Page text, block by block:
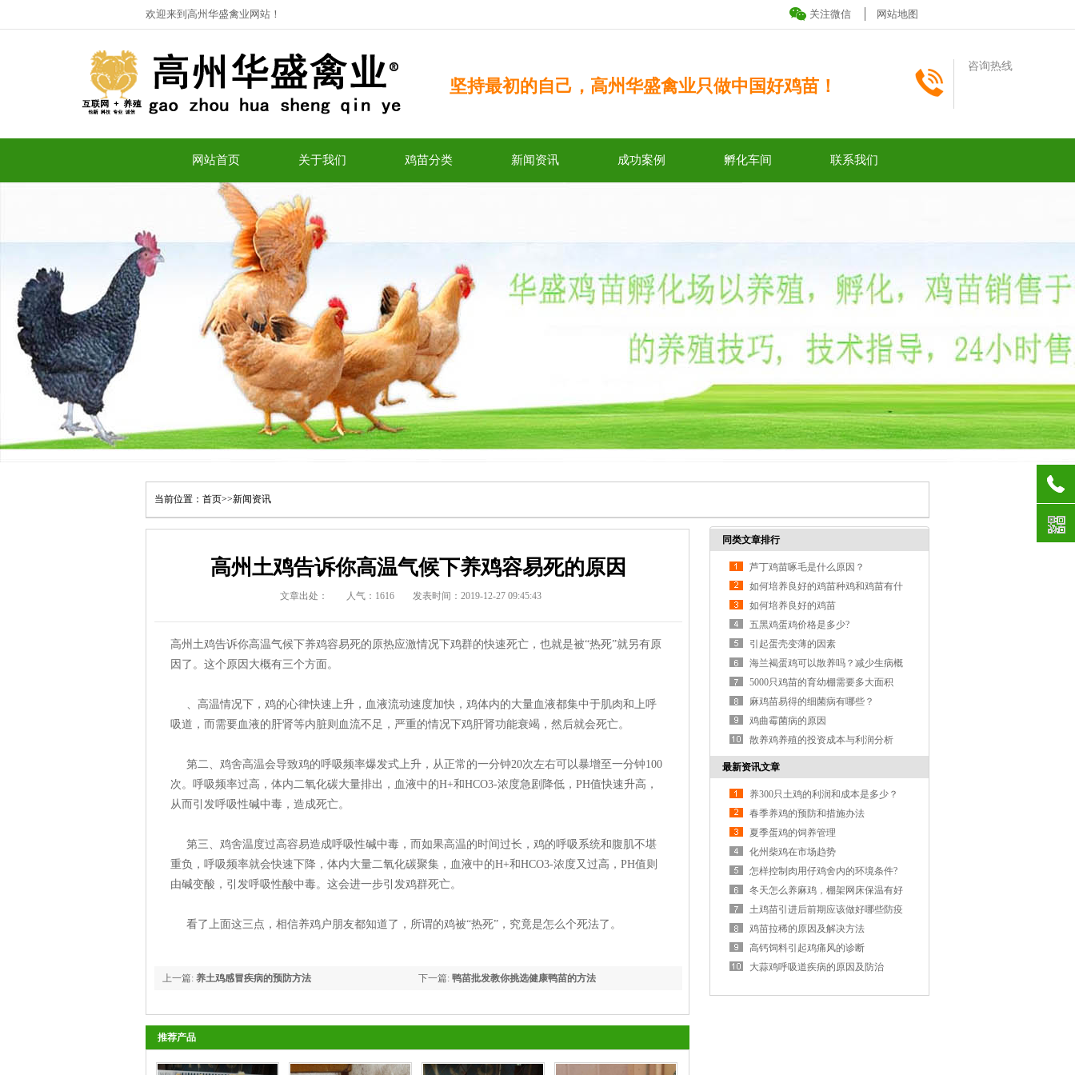
欢迎来到高州华盛禽业网站！ 关注微信 网站地图
坚持最初的自己，高州华盛禽业只做中国好鸡苗！
咨询热线
网站首页 关于我们 鸡苗分类 新闻资讯 成功案例 孵化车间 联系我们
当前位置： 首页>>新闻资讯
高州土鸡告诉你高温气候下养鸡容易死的原因
文章出处： 人气：1616 发表时间：2019-12-27 09:45:43
高州土鸡告诉你高温气候下养鸡容易死的原热应激情况下鸡群的快速死亡，也就是被“热死”就另有原
因了。这个原因大概有三个方面。
、高温情况下，鸡的心律快速上升，血液流动速度加快，鸡体内的大量血液都集中于肌肉和上呼
吸道，而需要血液的肝肾等内脏则血流不足，严重的情况下鸡肝肾功能衰竭，然后就会死亡。
第二、鸡舍高温会导致鸡的呼吸频率爆发式上升，从正常的一分钟20次左右可以暴增至一分钟100
次。呼吸频率过高，体内二氧化碳大量排出，血液中的H+和HCO3-浓度急剧降低，PH值快速升高，
从而引发呼吸性碱中毒，造成死亡。
第三、鸡舍温度过高容易造成呼吸性碱中毒，而如果高温的时间过长，鸡的呼吸系统和腹肌不堪
重负，呼吸频率就会快速下降，体内大量二氧化碳聚集，血液中的H+和HCO3-浓度又过高，PH值则
由碱变酸，引发呼吸性酸中毒。这会进一步引发鸡群死亡。
看了上面这三点，相信养鸡户朋友都知道了，所谓的鸡被“热死”，究竟是怎么个死法了。
下一篇: 鸭苗批发教你挑选健康鸭苗的方法
上一篇: 养土鸡感冒疾病的预防方法
推荐产品
同类文章排行
芦丁鸡苗啄毛是什么原因？
如何培养良好的鸡苗种鸡和鸡苗有什
么区别??
如何培养良好的鸡苗
五黑鸡蛋鸡价格是多少?
引起蛋壳变薄的因素
海兰褐蛋鸡可以散养吗？减少生病概
率小
5000只鸡苗的育幼棚需要多大面积
麻鸡苗易得的细菌病有哪些？
鸡曲霉菌病的原因
散养鸡养殖的投资成本与利润分析
最新资讯文章
养300只土鸡的利润和成本是多少？
春季养鸡的预防和措施办法
夏季蛋鸡的饲养管理
化州柴鸡在市场趋势
怎样控制肉用仔鸡舍内的环境条件?
冬天怎么养麻鸡，棚架网床保温有好
招！
土鸡苗引进后前期应该做好哪些防疫
工作？
鸡苗拉稀的原因及解决方法
高钙饲料引起鸡痛风的诊断
大蒜鸡呼吸道疾病的原因及防治